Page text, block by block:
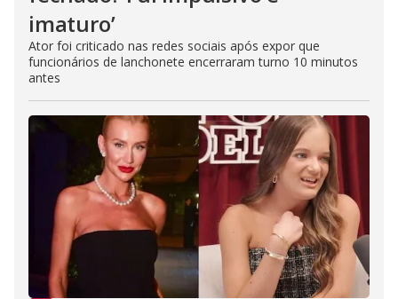
imaturo’
Ator foi criticado nas redes sociais após expor que
funcionários de lanchonete encerraram turno 10 minutos
antes